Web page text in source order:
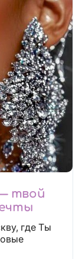
твой
где Ты